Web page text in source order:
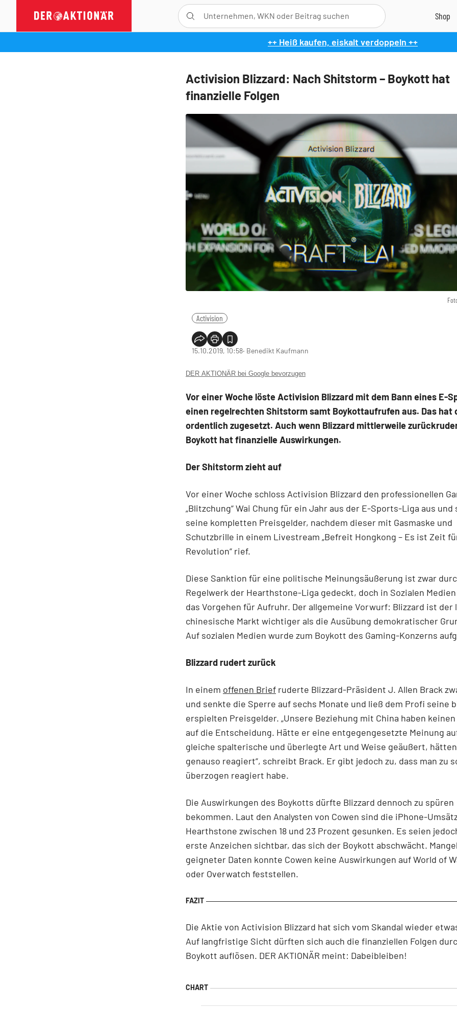
++ Heiß kaufen, eiskalt verdoppeln ++
Activision Blizzard: Nach Shitstorm – Boykott hat
finanzielle Folgen
Activision
15.10.2019, 10:58‧ Benedikt Kaufmann
DER AKTIONÄR bei Google bevorzugen
Vor einer Woche löste Activision Blizzard mit dem Bann eines E-
einen regelrechten Shitstorm samt Boykottaufrufen aus. Das hat
ordentlich zugesetzt. Auch wenn Blizzard mittlerweile
Boykott hat finanzielle Auswirkungen.
Der Shitstorm zieht auf
Vor einer Woche schloss Activision Blizzard den professionellen
„Blitzchung“ Wai Chung für ein Jahr aus der E-Sports-Liga aus und
seine kompletten Preisgelder, nachdem dieser mit Gasmaske und
Schutzbrille in einem Livestream „Befreit Hongkong – Es ist Zeit
Revolution“ rief.
Diese Sanktion für eine politische Meinungsäußerung ist zwar
Regelwerk der Hearthstone-Liga gedeckt, doch in Sozialen
das Vorgehen für Aufruhr. Der allgemeine Vorwurf: Blizzard ist der
chinesische Markt wichtiger als die Ausübung demokratischer
Auf sozialen Medien wurde zum Boykott des Gaming-Konzerns
Blizzard rudert zurück
In einem offenen Brief ruderte Blizzard-Präsident J. Allen Brack
und senkte die Sperre auf sechs Monate und ließ dem Profi seine
erspielten Preisgelder. „Unsere Beziehung mit China haben
auf die Entscheidung. Hätte er eine entgegengesetzte Meinung
gleiche spalterische und überlegte Art und Weise geäußert,
genauso reagiert“, schreibt Brack. Er gibt jedoch zu, dass man zu
überzogen reagiert habe.
Die Auswirkungen des Boykotts dürfte Blizzard dennoch zu spüren
bekommen. Laut den Analysten von Cowen sind die iPhone-
Hearthstone zwischen 18 und 23 Prozent gesunken. Es seien
erste Anzeichen sichtbar, das sich der Boykott abschwächt.
geigneter Daten konnte Cowen keine Auswirkungen auf World of
oder Overwatch feststellen.
Die Aktie von Activision Blizzard hat sich vom Skandal wieder
Auf langfristige Sicht dürften sich auch die finanziellen Folgen
Boykott auflösen. DER AKTIONÄR meint: Dabeibleiben!